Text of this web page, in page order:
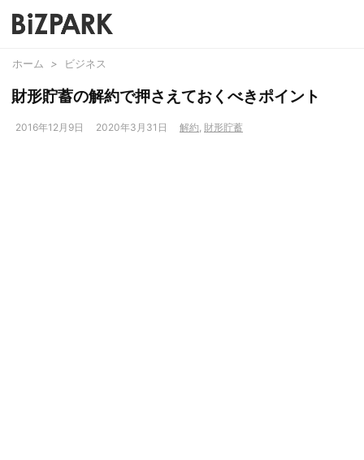
ホーム > ビジネス
財形貯蓄の解約で押さえておくべきポイント
2016年12月9日 2020年3月31日 解約, 財形貯蓄